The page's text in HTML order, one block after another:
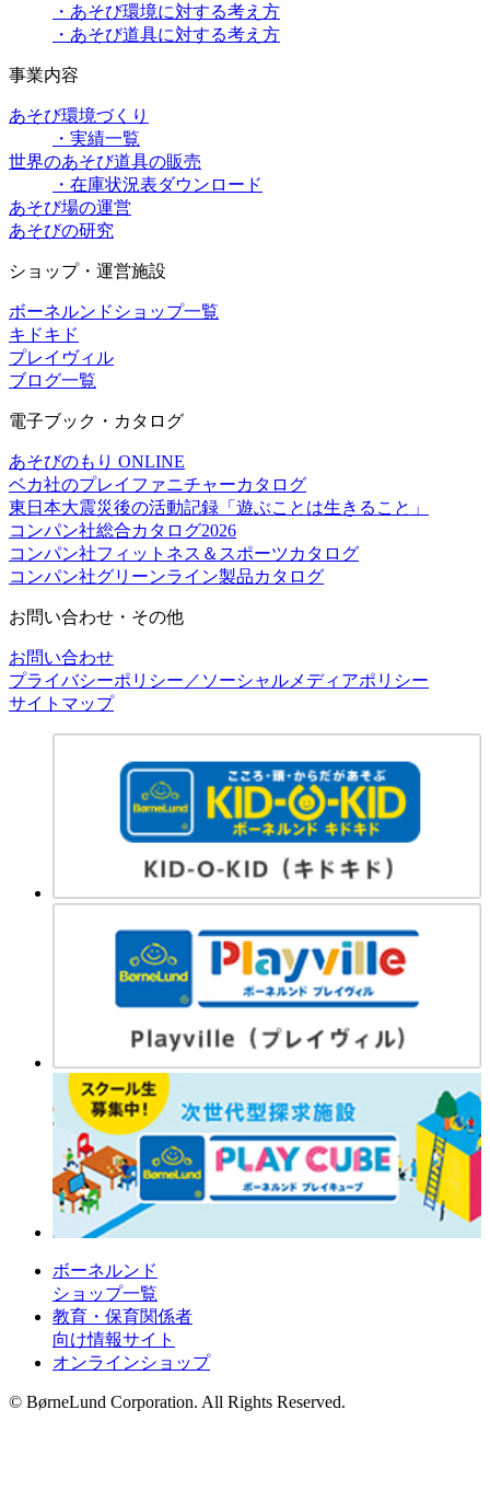
・あそび環境に対する考え方
・あそび道具に対する考え方
事業内容
あそび環境づくり
・実績一覧
世界のあそび道具の販売
・在庫状況表ダウンロード
あそび場の運営
あそびの研究
ショップ・運営施設
ボーネルンドショップ一覧
キドキド
プレイヴィル
ブログ一覧
電子ブック・カタログ
あそびのもり ONLINE
ベカ社のプレイファニチャーカタログ
東日本大震災後の活動記録「遊ぶことは生きること」
コンパン社総合カタログ2026
コンパン社フィットネス＆スポーツカタログ
コンパン社グリーンライン製品カタログ
お問い合わせ・その他
お問い合わせ
プライバシーポリシー／ソーシャルメディアポリシー
サイトマップ
ボーネルンド
ショップ一覧
教育・保育関係者
向け情報サイト
オンラインショップ
© BørneLund Corporation. All Rights Reserved.